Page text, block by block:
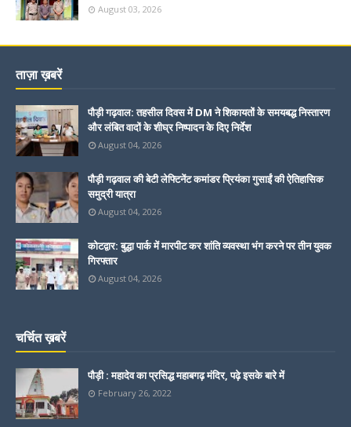
August 03, 2026
ताज़ा ख़बरें
पौड़ी गढ़वाल: तहसील दिवस में DM ने शिकायतों के समयबद्ध निस्तारण
और लंबित वादों के शीघ्र निष्पादन के दिए निर्देश
August 04, 2026
पौड़ी गढ़वाल की बेटी लेफ्टिनेंट कमांडर प्रियंका गुसाईं की ऐतिहासिक
समुद्री यात्रा
August 04, 2026
कोटद्वार: बुद्धा पार्क में मारपीट कर शांति व्यवस्था भंग करने पर तीन युवक
गिरफ्तार
August 04, 2026
चर्चित ख़बरें
पौड़ी : महादेव का प्रसिद्ध महाबगढ़ मंदिर, पढ़े इसके बारे में
February 26, 2022